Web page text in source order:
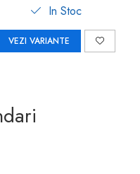
In Stoc
VEZI VARIANTE